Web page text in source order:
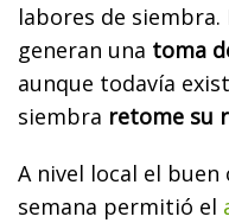
labores de
generan una toma
aunque todavía
siembra retome su
A nivel local el
semana permitió el